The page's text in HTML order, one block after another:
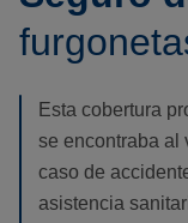
Esta cobertura
se encontraba al
caso de
asistencia